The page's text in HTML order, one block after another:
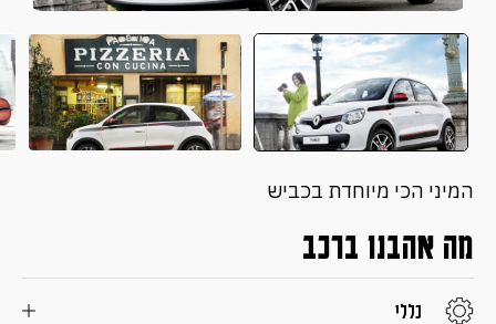
המיני הכי מיוחדת בכביש
מה אהבנו ברכב
כללי